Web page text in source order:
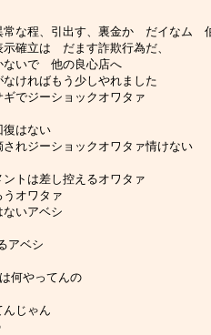
常な程、引出す、裏金か だイなム
示確立は だます詐欺行為だ、
ないで 他の良心店へ
ければもう少しやれました
ギでジーショックオワタァ
復はない
れジーショックオワタァ情けない
ントは差し控えるオワタァ
うオワタァ
ないアベシ
アベシ
何やってんの
んじゃん